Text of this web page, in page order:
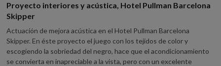
Proyecto interiores y acústica, Hotel Pullman Barcelona
Skipper
Actuación de mejora acústica en el Hotel Pullman Barcelona
Skipper. En éste proyecto el juego con los tejidos de color y
escogiendo la sobriedad del negro, hace que el acondicionamiento
se convierta en inapreciable a la vista, pero con un excelente